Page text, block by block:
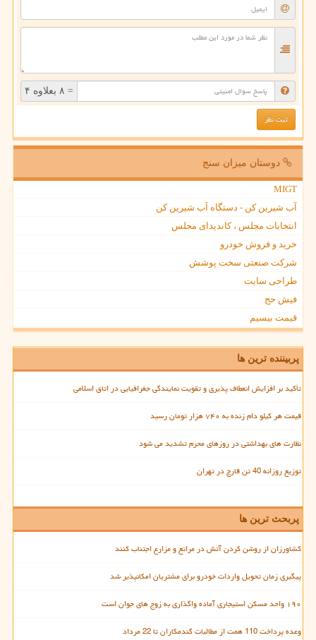
= ۸ بعلاوه ۴
دوستان میزان سنج
MIGT
آب شیرین کن - دستگاه آب شیرین کن
انتخابات مجلس ، کاندیدای مجلس
خرید و فروش خودرو
شرکت صنعتی سخت پوشش
طراحی سایت
فیش حج
قیمت بیسیم
پربیننده ترین ها
تأکید بر افزایش انعطاف پذیری و تقویت نمایندگی جغرافیایی در اتاق اسلامی
قیمت هر کیلو دام زنده به ۷۴۰ هزار تومان رسید
نظارت های بهداشتی در روزهای محرم تشدید می شود
توزیع روزانه 40 تن قارچ در تهران
پربحث ترین ها
کشاورزان از روشن کردن آتش در مراتع و مزارع اجتناب کنند
پیگیری زمان تحویل واردات خودرو برای مشتریان امکانپذیر شد
۱۹۰ واحد مسکن استیجاری آماده واگذاری به زوج های جوان است
وعده پرداخت 110 همت از مطالبات گندمکاران تا 22 مرداد